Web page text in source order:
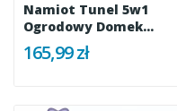
Namiot Tunel 5w1
Ogrodowy Domek
Basen Na Piłki...
165,99 zł